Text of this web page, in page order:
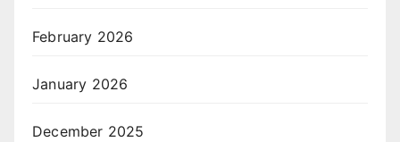
February 2026
January 2026
December 2025